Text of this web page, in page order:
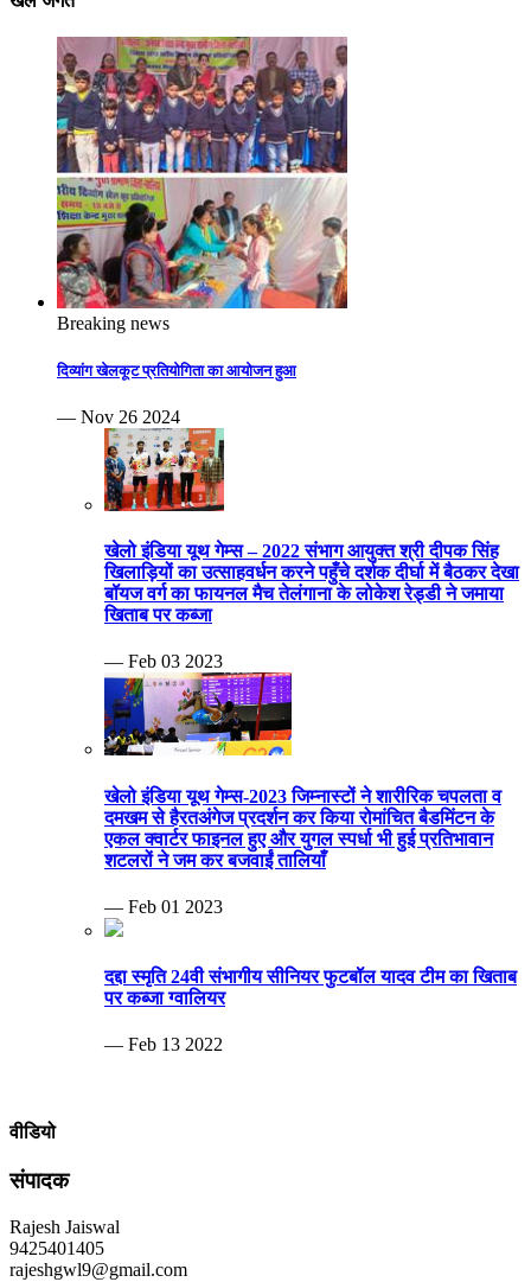
Breaking news
दिव्यांग खेलकूट प्रतियोगिता का आयोजन हुआ
— Nov 26 2024
खेलो इंडिया यूथ गेम्स – 2022 संभाग आयुक्त श्री दीपक सिंह
खिलाड़ियों का उत्साहवर्धन करने पहुँचे दर्शक दीर्घा में बैठकर देखा
बॉयज वर्ग का फायनल मैच तेलंगाना के लोकेश रेड्डी ने जमाया
खिताब पर कब्जा
— Feb 03 2023
खेलो इंडिया यूथ गेम्स-2023 जिम्नास्टों ने शारीरिक चपलता व
दमखम से हैरतअंगेज प्रदर्शन कर किया रोमांचित बैडमिंटन के
एकल क्वार्टर फाइनल हुए और युगल स्पर्धा भी हुई प्रतिभावान
शटलरों ने जम कर बजवाईं तालियाँ
— Feb 01 2023
दद्दा स्मृति 24वी संभागीय सीनियर फुटबॉल यादव टीम का खिताब
पर कब्जा ग्वालियर
— Feb 13 2022
वीडियो
संपादक
Rajesh Jaiswal
9425401405
rajeshgwl9@gmail.com